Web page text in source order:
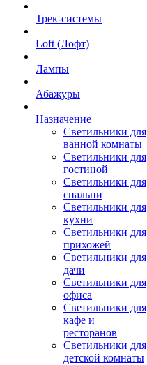
Трек-системы
Loft (Лофт)
Лампы
Абажуры
Назначение
Светильники для
ванной комнаты
Светильники для
гостиной
Светильники для
спальни
Светильники для
кухни
Светильники для
прихожей
Светильники для
дачи
Светильники для
офиса
Светильники для
кафе и
ресторанов
Светильники для
детской комнаты